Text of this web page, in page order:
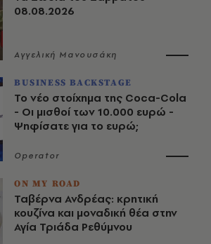
08.08.2026
Αγγελική Μανουσάκη
BUSINESS BACKSTAGE
Το νέο στοίχημα της Coca-Cola
- Οι μισθοί των 10.000 ευρώ -
Ψηφίσατε για το ευρώ;
Operator
ON MY ROAD
Ταβέρνα Ανδρέας: κρητική
κουζίνα και μοναδική θέα στην
Αγία Τριάδα Ρεθύμνου